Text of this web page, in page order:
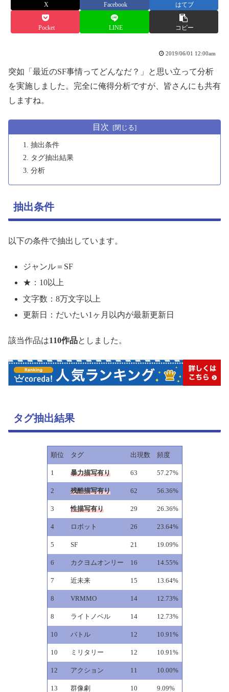
X Facebook はてブ
Pocket LINE コピー
2019/06/01 12:00am
突如「最近のSF事情ってどんなだ？」と思い立って分析
を実施しました。完全に俺得分析ですが、皆さんにも共有
しますね。
目次
抽出条件
タグ抽出結果
分析
抽出条件
以下の条件で抽出しています。
ジャンル＝SF
★：10以上
文字数：8万文字以上
更新日：だいたい1ヶ月以内が最新更新日
該当作品は110作品としました。
タグ抽出結果
順位 タグ 出現数 頻度
1 暴力描写有り 63 57.27%
2 残酷描写有り 62 56.36%
3 性描写有り 29 26.36%
4 ロボット 26 23.64%
5 SF 21 19.09%
6 カクヨムオンリー 16 14.55%
7 近未来 15 13.64%
8 VRMMO 14 12.73%
8 ライトノベル 14 12.73%
10 バトル 12 10.91%
10 ミリタリー 12 10.91%
12 アクション 11 10.00%
13 群像劇 10 9.09%